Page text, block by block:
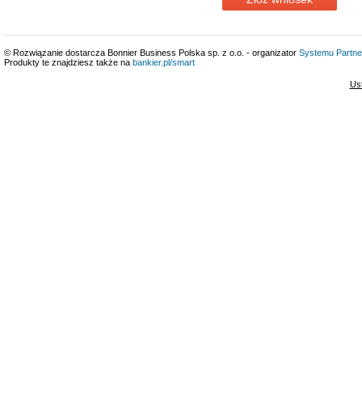
© Rozwiązanie dostarcza Bonnier Business Polska sp. z o.o. - organizator Systemu
Produkty te znajdziesz także na bankier.pl/smart